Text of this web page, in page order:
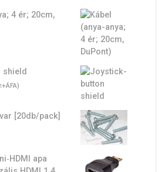
4 ér; 20cm,
shield
+ÁFA)
[20db/pack]
apa